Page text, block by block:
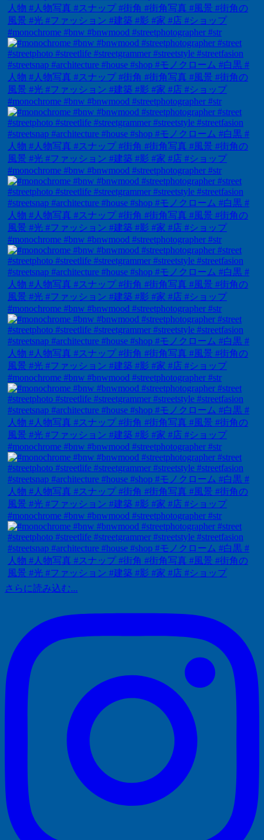
#monochrome #bnw #bnwmood #streetphotographer #str
#monochrome #bnw #bnwmood #streetphotographer #str
#monochrome #bnw #bnwmood #streetphotographer #str
#monochrome #bnw #bnwmood #streetphotographer #str
#monochrome #bnw #bnwmood #streetphotographer #str
#monochrome #bnw #bnwmood #streetphotographer #str
#monochrome #bnw #bnwmood #streetphotographer #str
#monochrome #bnw #bnwmood #streetphotographer #str
さらに読み込む...